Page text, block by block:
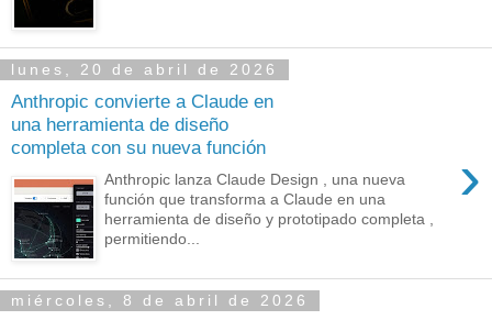
lunes, 20 de abril de 2026
Anthropic convierte a Claude en
una herramienta de diseño
completa con su nueva función
›
Anthropic lanza Claude Design , una nueva
función que transforma a Claude en una
herramienta de diseño y prototipado completa ,
permitiendo...
miércoles, 8 de abril de 2026